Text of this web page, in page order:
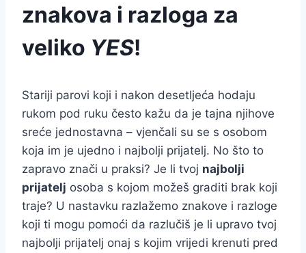
znakova i razloga za
veliko YES!
Stariji parovi koji i nakon desetljeća hodaju
rukom pod ruku često kažu da je tajna njihove
sreće jednostavna – vjenčali su se s osobom
koja im je ujedno i najbolji prijatelj. No što to
zapravo znači u praksi? Je li tvoj najbolji
prijatelj osoba s kojom možeš graditi brak koji
traje? U nastavku razlažemo znakove i razloge
koji ti mogu pomoći da razlučiš je li upravo tvoj
najbolji prijatelj onaj s kojim vrijedi krenuti pred